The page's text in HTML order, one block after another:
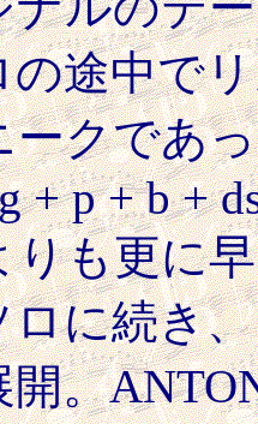
の途中で
ークであ
+ p + b +
りも更に
に続き
。